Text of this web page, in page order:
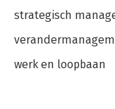
strategisch
werk en loopbaan